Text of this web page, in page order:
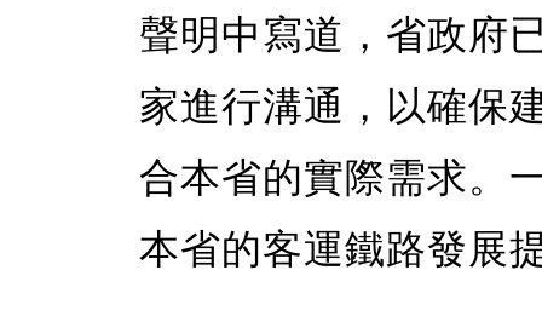
聲明中寫道，省政府
家進行溝通，以確保
合本省的實際需求。
本省的客運鐵路發展